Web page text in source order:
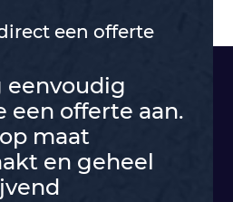
een offerte
eenvoudig
een offerte aan.
maat
en geheel